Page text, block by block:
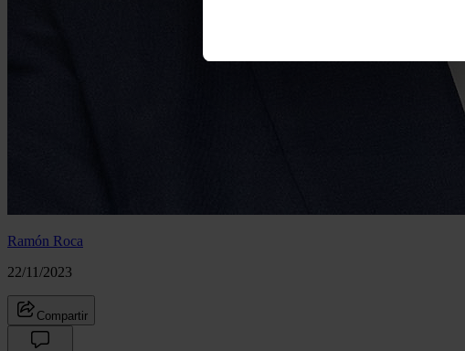
Las cookies de este sitio web se
y analizar el tráfico. Además,
redes sociales, publicidad y análisis
que hayan recopilado a partir del
Ramón Roca
22/11/2023
Compartir